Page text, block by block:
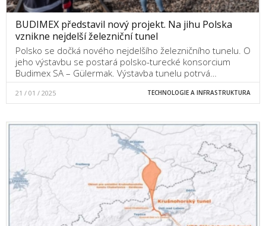
BUDIMEX představil nový projekt. Na jihu Polska
vznikne nejdelší železniční tunel
Polsko se dočká nového nejdelšího železničního tunelu. O
jeho výstavbu se postará polsko-turecké konsorcium
Budimex SA – Gülermak. Výstavba tunelu potrvá…
21 / 01 / 2025 TECHNOLOGIE A INFRASTRUKTURA